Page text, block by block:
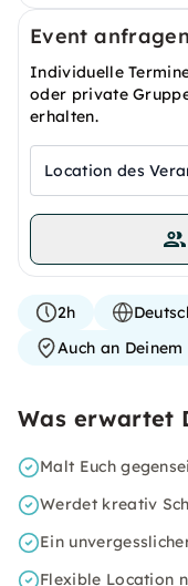
Event anfragen
Individuelle
oder private
erhalten.
Location des
2h
Auch an
Was erwartet
Malt Euch
Werdet kreativ
Ein
Flexible Location